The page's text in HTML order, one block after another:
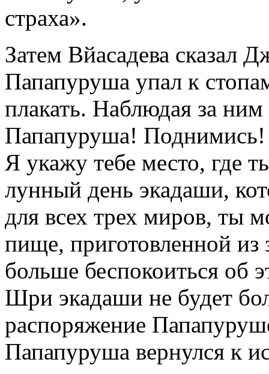
страха».
Затем Вйасадева сказал
Папапуруша упал к
плакать. Наблюдая за
Папапуруша!
Я укажу тебе место, где
лунный день экадаши,
для всех трех миров, ты
пище, приготовленной
больше беспокоиться об
Шри экадаши не будет
распоряжение
Папапуруша вернулся к